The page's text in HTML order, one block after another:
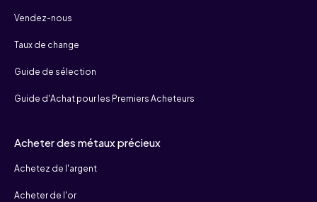
Vendez-nous
Taux de change
Guide de sélection
Guide d'Achat pour les Premiers Acheteurs
Acheter des métaux précieux
Achetez de l'argent
Acheter de l'or